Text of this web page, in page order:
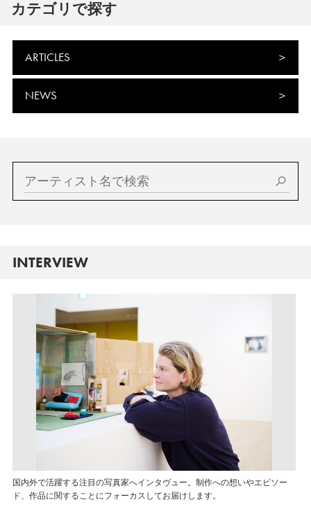
カテゴリで探す
ARTICLES
NEWS
INTERVIEW
国内外で活躍する注目の写真家へインタヴュー。制作への想いやエピソー
ド、作品に関することにフォーカスしてお届けします。